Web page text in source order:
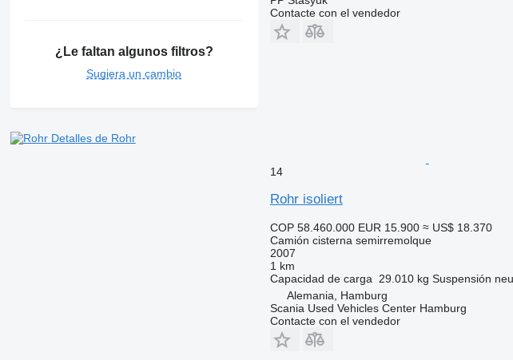
¿Le faltan algunos filtros?
Sugiera un cambio
Detalles de Rohr
Contacte con el vendedor
14
Rohr isoliert
COP 58.460.000 EUR 15.900 ≈ US$ 18.370
Camión cisterna semirremolque
2007
1 km
Capacidad de carga
29.010 kg Suspensión
Alemania, Hamburg
Scania Used Vehicles Center Hamburg
Contacte con el vendedor